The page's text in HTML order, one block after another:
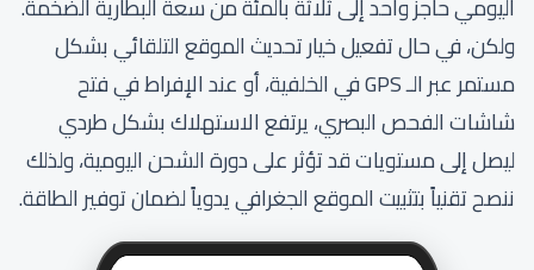
اليومي حاجز واحد إلى ثلاثة بالمئة من سعة البطارية الضخمة.
ولكن، في حال تفعيل خيار تحديث الموقع التلقائي بشكل
مستمر عبر الـ GPS في الخلفية، أو عند الإفراط في فتح
شاشات الفحص البصري، يرتفع الاستهلاك بشكل طردي
ليصل إلى مستويات قد تؤثر على دورة الشحن اليومية، ولذلك
ننصح تقنياً بتثبيت الموقع الجغرافي يدوياً لضمان توفير الطاقة.